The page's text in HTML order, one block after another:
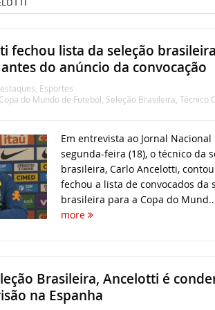
fechou lista da seleção
do anúncio da convocação
Esportes
Copa do Mundo de Futebol Seleção Brasileira Técnico
Em entrevista ao Jornal Nacional
segunda-feira (18), o técnico da
brasileira, Carlo Ancelotti,
fechou a lista de convocados da
brasileira para a Copa do
more
Brasileira, Ancelotti é
na Espanha